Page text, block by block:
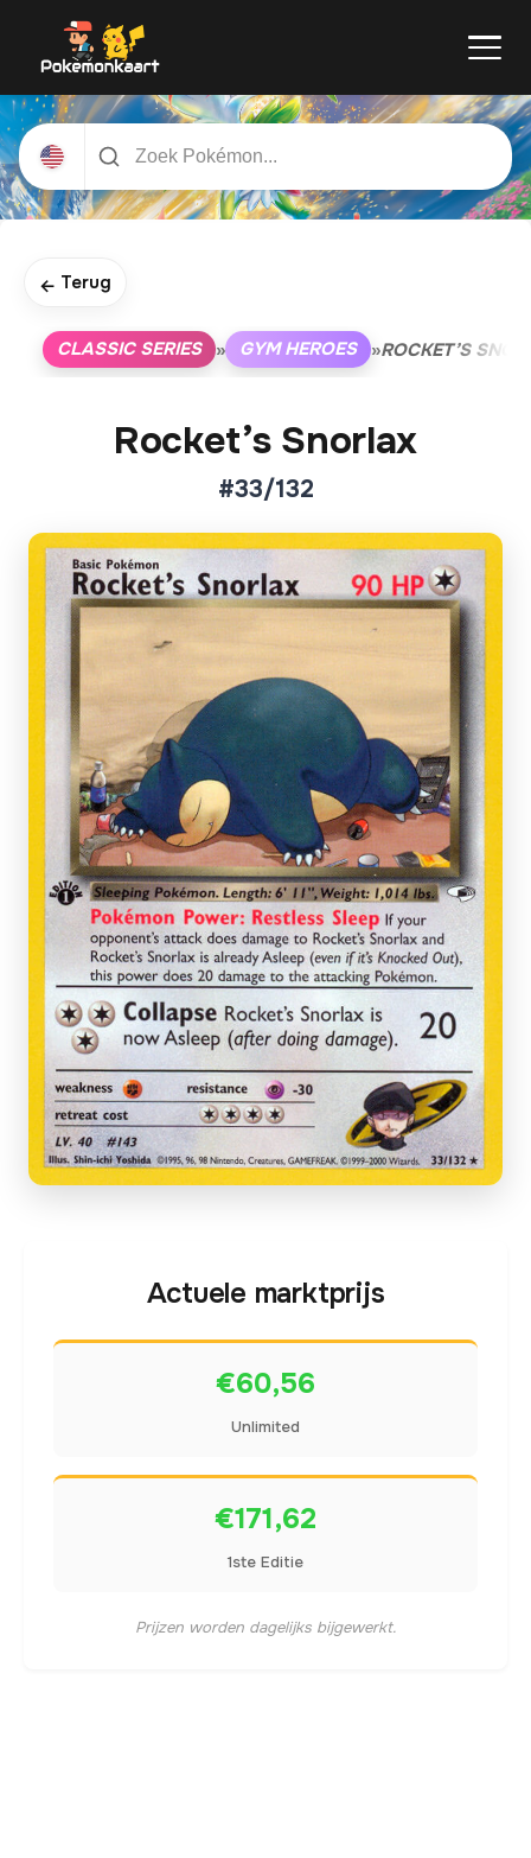
← Terug
CLASSIC SERIES » GYM HEROES »ROCKET’S
Rocket’s Snorlax
#33/132
Actuele marktprijs
€60,56
Unlimited
€171,62
1ste Editie
Prijzen worden dagelijks bijgewerkt.